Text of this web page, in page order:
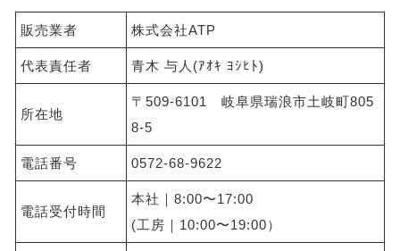
販売業者 株式会社ATP
代表責任者 青木 与人(ｱｵｷ ﾖｼﾋﾄ)
所在地
〒509-6101 岐阜県瑞浪市土岐町805
8-5
電話番号 0572-68-9622
電話受付時間
本社｜8:00〜17:00
(工房｜10:00〜19:00）